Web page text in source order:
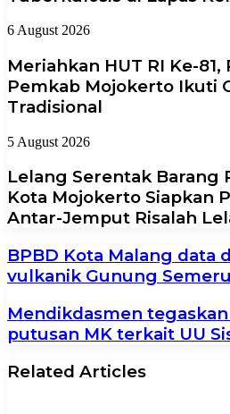
6 August 2026
Meriahkan HUT RI Ke-81,
Pemkab Mojokerto Ikuti
Tradisional
5 August 2026
Lelang Serentak Barang
Kota Mojokerto Siapkan
Antar-Jemput Risalah
BPBD Kota Malang data
vulkanik Gunung Semeru
Mendikdasmen
putusan MK terkait UU
Related Articles